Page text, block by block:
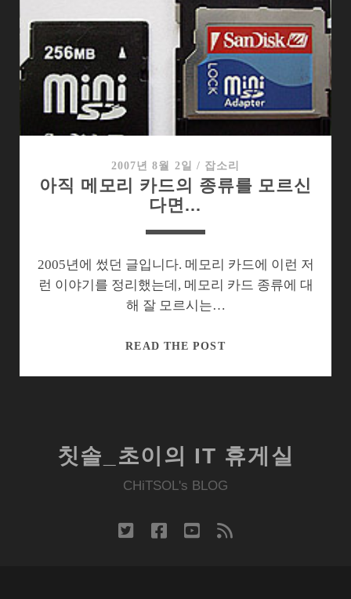
SD
카
드,
디
스
스
트
2007년 8월 2일 / 잡소리
아직 메모리 카드의 종류를 모르신
다면…
2005년에 썼던 글입니다. 메모리 카드에 이런 저
런 이야기를 정리했는데, 메모리 카드 종류에 대
해 잘 모르시는…
READ THE POST아
드
의
를
칫솔_초이의 IT 휴게실
CHiTSOL's BLOG
twitterfacebook
youtube
rss